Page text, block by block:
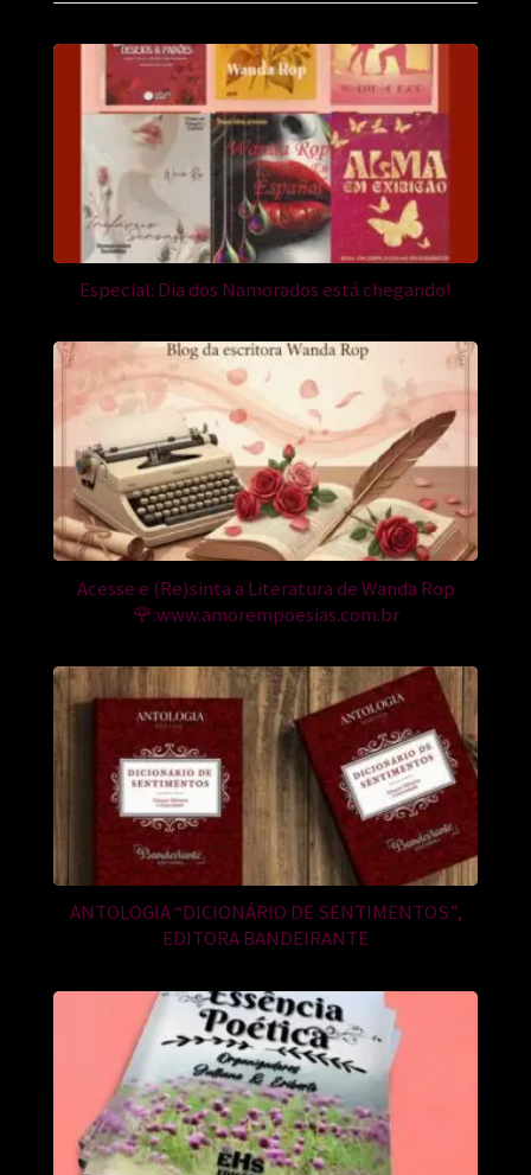
Especial: Dia dos Namorados está chegando!
Acesse e (Re)sinta a Literatura de Wanda Rop
🌹:www.amorempoesias.com.br
ANTOLOGIA “DICIONÁRIO DE SENTIMENTOS”,
EDITORA BANDEIRANTE